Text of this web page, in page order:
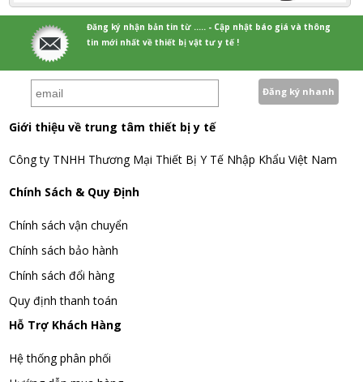
Đăng ký nhận bản tin từ ..... - Cập nhật báo giá và thông
tin mới nhất về thiết bị vật tư y tế !
Giới thiệu về trung tâm thiết bị y tế
Công ty TNHH Thương Mại Thiết Bị Y Tế Nhập Khẩu Việt Nam
Chính Sách & Quy Định
Chính sách vận chuyển
Chính sách bảo hành
Chính sách đổi hàng
Quy định thanh toán
Hỗ Trợ Khách Hàng
Hệ thống phân phối